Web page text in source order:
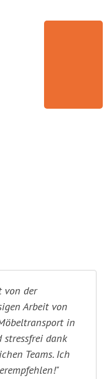
von der
Arbeit von
in
stressfrei dank
Teams. Ich